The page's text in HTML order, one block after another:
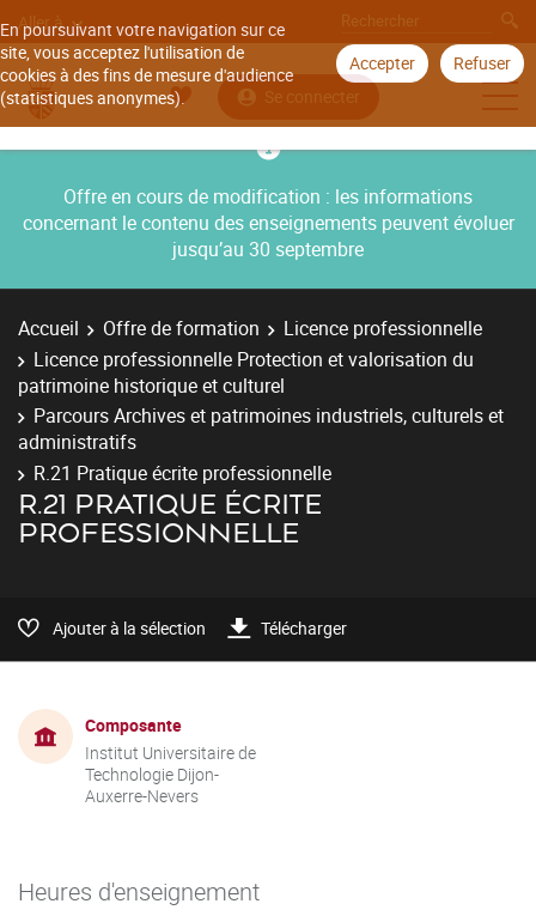
En poursuivant votre navigation sur ce
site, vous acceptez l'utilisation de
cookies à des fins de mesure d'audience
(statistiques anonymes).
Accepter Refuser
Aller à
Se connecter
Offre en cours de modification : les informations
concernant le contenu des enseignements peuvent évoluer
jusqu’au 30 septembre
Accueil Offre de formation
Licence professionnelle
Licence professionnelle Protection et valorisation du
patrimoine historique et culturel
Parcours Archives et patrimoines industriels, culturels et
administratifs
R.21 Pratique écrite professionnelle
R.21 PRATIQUE ÉCRITE
PROFESSIONNELLE
Ajouter à la sélection Télécharger
Composante
Institut Universitaire de
Technologie Dijon-
Auxerre-Nevers
Heures d'enseignement